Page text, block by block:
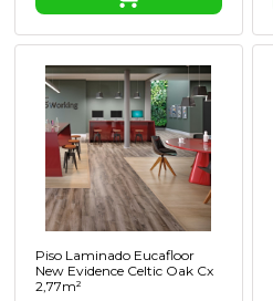
Piso Laminado Eucafloor
New Evidence Celtic Oak Cx
2,77m²